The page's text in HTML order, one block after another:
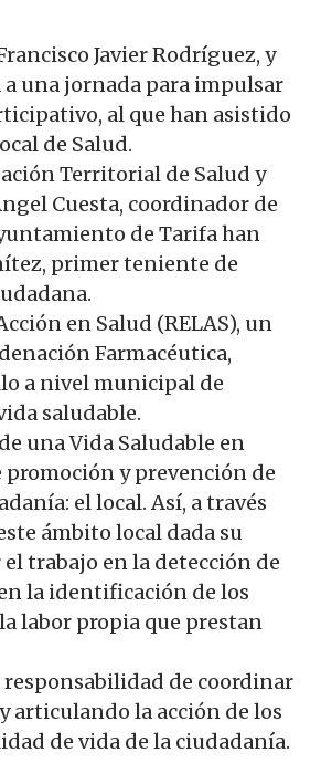
Javier Rodríguez, y
a una jornada para impulsar
al que han asistido
de Salud.
Territorial de Salud y
Cuesta, coordinador de
de Tarifa han
primer teniente de
en Salud (RELAS), un
Farmacéutica,
a nivel municipal de
saludable.
una Vida Saludable en
promoción y prevención de
el local. Así, a través
ámbito local dada su
trabajo en la detección de
la identificación de los
labor propia que prestan
responsabilidad de coordinar
articulando la acción de los
de vida de la ciudadanía.